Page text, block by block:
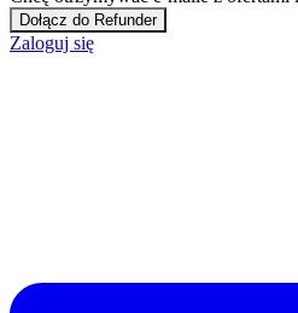
Dołącz do Refunder
Zaloguj się